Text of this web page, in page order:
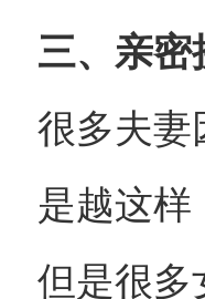
三、亲密
很多夫妻
是越这样
但是很多